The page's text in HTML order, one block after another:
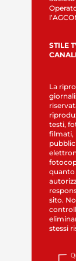
STILE
La
testi,
filmati,
quanto
sito.
stessi